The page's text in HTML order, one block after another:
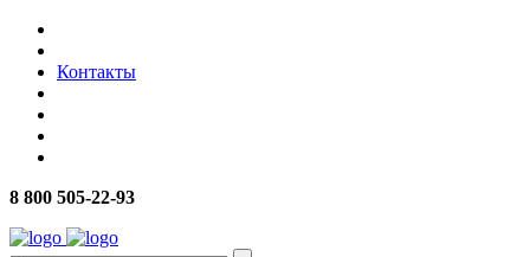
Контакты
8 800 505-22-93